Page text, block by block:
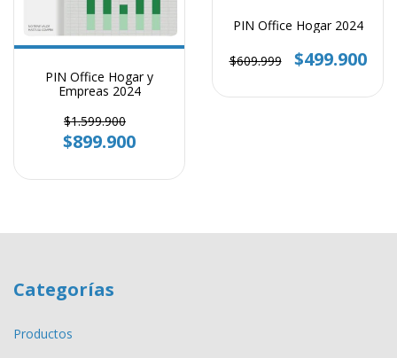
PIN Office Hogar y
Empreas 2024
$1.599.900
$899.900
PIN Office Hogar 2024
$609.999 $499.900
Categorías
Productos